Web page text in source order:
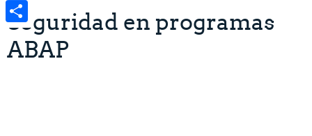
Seguridad en programas
ABAP
Email